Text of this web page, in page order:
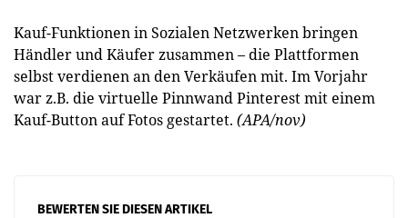
Kauf-Funktionen in Sozialen Netzwerken bringen
Händler und Käufer zusammen – die Plattformen
selbst verdienen an den Verkäufen mit. Im Vorjahr
war z.B. die virtuelle Pinnwand Pinterest mit einem
Kauf-Button auf Fotos gestartet. (APA/nov)
BEWERTEN SIE DIESEN ARTIKEL